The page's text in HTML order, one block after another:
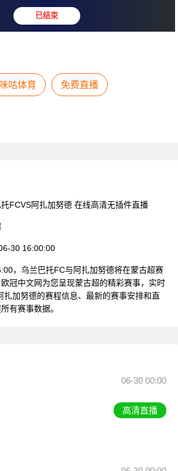
: 阿扎
咪咕体育 免费直播
FCVS阿扎加努德 在线高清无插件直播
30 16:00:00
，乌兰巴托FC与阿扎加努德将在蒙古超赛
冠中文网为您呈现蒙古超的精彩赛事，实时
扎加努德的赛程信息、最新的赛事安排和直
有赛事数据。
06-30 00:00
高清直播